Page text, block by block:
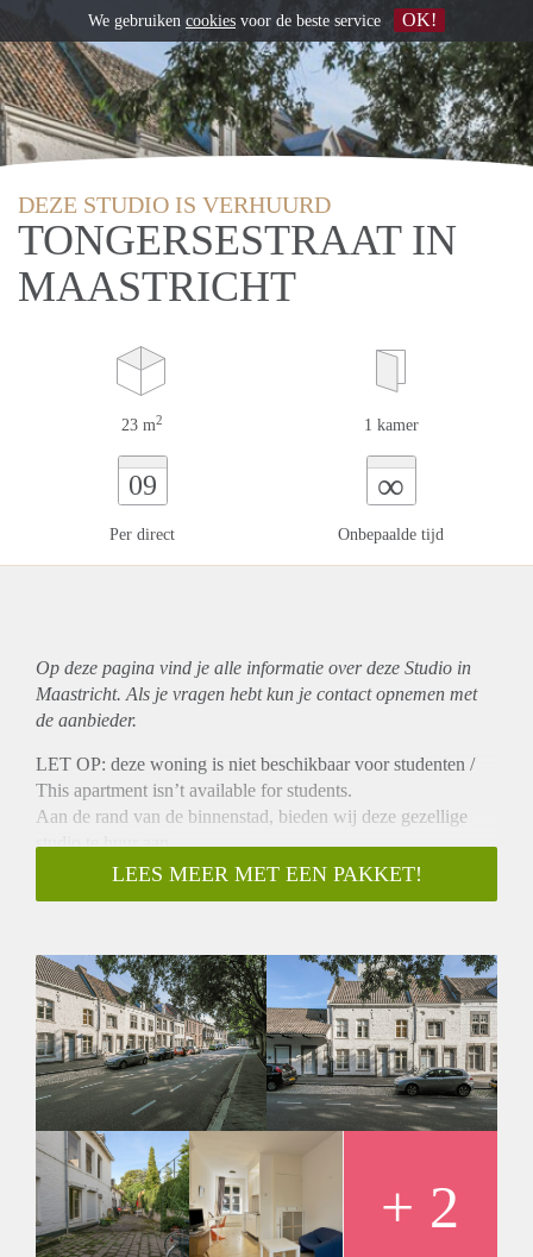
DEZE STUDIO IS VERHUURD
TONGERSESTRAAT IN
MAASTRICHT
23 m2 1 kamer
09
Per direct
∞
Onbepaalde tijd
Op deze pagina vind je alle informatie over deze Studio in
Maastricht. Als je vragen hebt kun je contact opnemen met
de aanbieder.
LET OP: deze woning is niet beschikbaar voor studenten /
This apartment isn’t available for students.
Aan de rand van de binnenstad, bieden wij deze gezellige
studio te huur aan.
Het object maakt onderdeel uit van een karakteristiek
complex dat is aangewezen als Rijksmonument en ligt op
LEES MEER MET EEN PAKKET!
+ 2
We gebruiken cookies voor de beste service OK!